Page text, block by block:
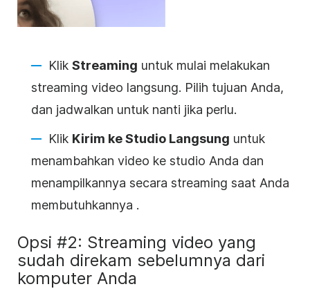
Klik Streaming untuk mulai melakukan
streaming video langsung. Pilih tujuan Anda,
dan jadwalkan untuk nanti jika perlu.
Klik Kirim ke Studio Langsung untuk
menambahkan video ke studio Anda dan
menampilkannya secara streaming saat Anda
membutuhkannya .
Opsi #2: Streaming video yang
sudah direkam sebelumnya dari
komputer Anda